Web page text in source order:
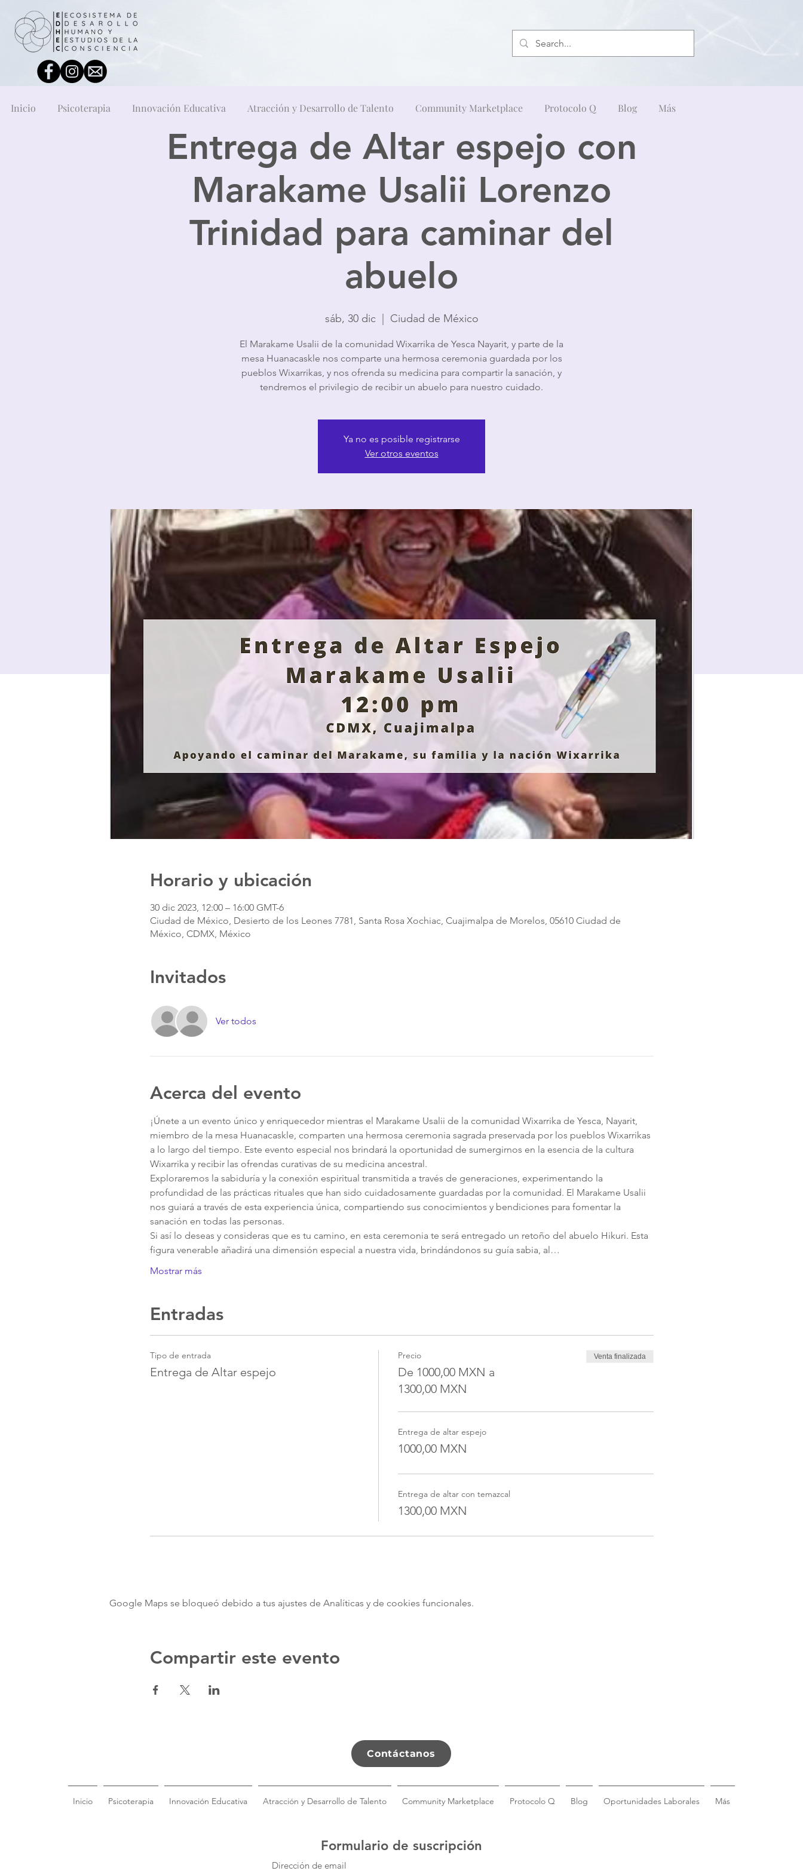
Entrega de Altar espejo con
Marakame Usalii Lorenzo
Trinidad para caminar del
abuelo
sáb, 30 dic
  |
Ciudad de México
El Marakame Usalii de la comunidad Wixarrika de Yesca Nayarit, y parte de la
mesa Huanacaskle nos comparte una hermosa ceremonia guardada por los
pueblos Wixarrikas, y nos ofrenda su medicina para compartir la sanación, y
tendremos el privilegio de recibir un abuelo para nuestro cuidado.
Ya no es posible registrarse
Ver otros eventos
Horario y ubicación
30 dic 2023, 12:00 – 16:00 GMT-6
Ciudad de México, Desierto de los Leones 7781, Santa Rosa Xochiac, Cuajimalpa de Morelos, 05610 Ciudad de
México, CDMX, México
Invitados
Ver todos
Acerca del evento
¡Únete a un evento único y enriquecedor mientras el Marakame Usalii de la comunidad Wixarrika de Yesca, Nayarit,
miembro de la mesa Huanacaskle, comparten una hermosa ceremonia sagrada preservada por los pueblos Wixarrikas
a lo largo del tiempo. Este evento especial nos brindará la oportunidad de sumergirnos en la esencia de la cultura
Wixarrika y recibir las ofrendas curativas de su medicina ancestral.
Exploraremos la sabiduría y la conexión espiritual transmitida a través de generaciones, experimentando la
profundidad de las prácticas rituales que han sido cuidadosamente guardadas por la comunidad. El Marakame Usalii
nos guiará a través de esta experiencia única, compartiendo sus conocimientos y bendiciones para fomentar la
sanación en todas las personas.
Si así lo deseas y consideras que es tu camino, en esta ceremonia te será entregado un retoño del abuelo Hikuri. Esta
figura venerable añadirá una dimensión especial a nuestra vida, brindándonos su guía sabia, al…
Mostrar más
Entradas
Tipo de entrada
Entrega de Altar espejo
Precio
De 1000,00 MXN a
1300,00 MXN
Venta finalizada
Entrega de altar espejo
1000,00 MXN
Entrega de altar con temazcal
1300,00 MXN
Google Maps se bloqueó debido a tus ajustes de Analíticas y de cookies funcionales.
Compartir este evento
Inicio Psicoterapia Innovación Educativa Atracción y Desarrollo de Talento Community Marketplace Protocolo Q Blog Más
Contáctanos
Inicio Psicoterapia Innovación Educativa Atracción y Desarrollo de Talento Community Marketplace Protocolo Q Blog Oportunidades Laborales Más
Formulario de suscripción